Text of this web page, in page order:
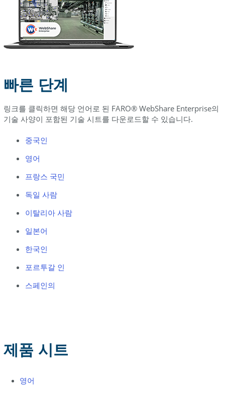
빠른 단계
링크를 클릭하면 해당 언어로 된 FARO® WebShare Enterprise의
기술 사양이 포함된 기술 시트를 다운로드할 수 있습니다.
중국인
영어
프랑스 국민
독일 사람
이탈리아 사람
일본어
한국인
포르투갈 인
스페인의
제품 시트
영어